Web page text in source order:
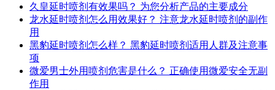
久皇延时喷剂有效果吗？ 为您分析产品的主要成分
龙水延时喷剂怎么用效果好？ 注意龙水延时喷剂的副作
用
黑豹延时喷剂怎么样？ 黑豹延时喷剂适用人群及注意事
项
微爱男士外用喷剂危害是什么？ 正确使用微爱安全无副
作用